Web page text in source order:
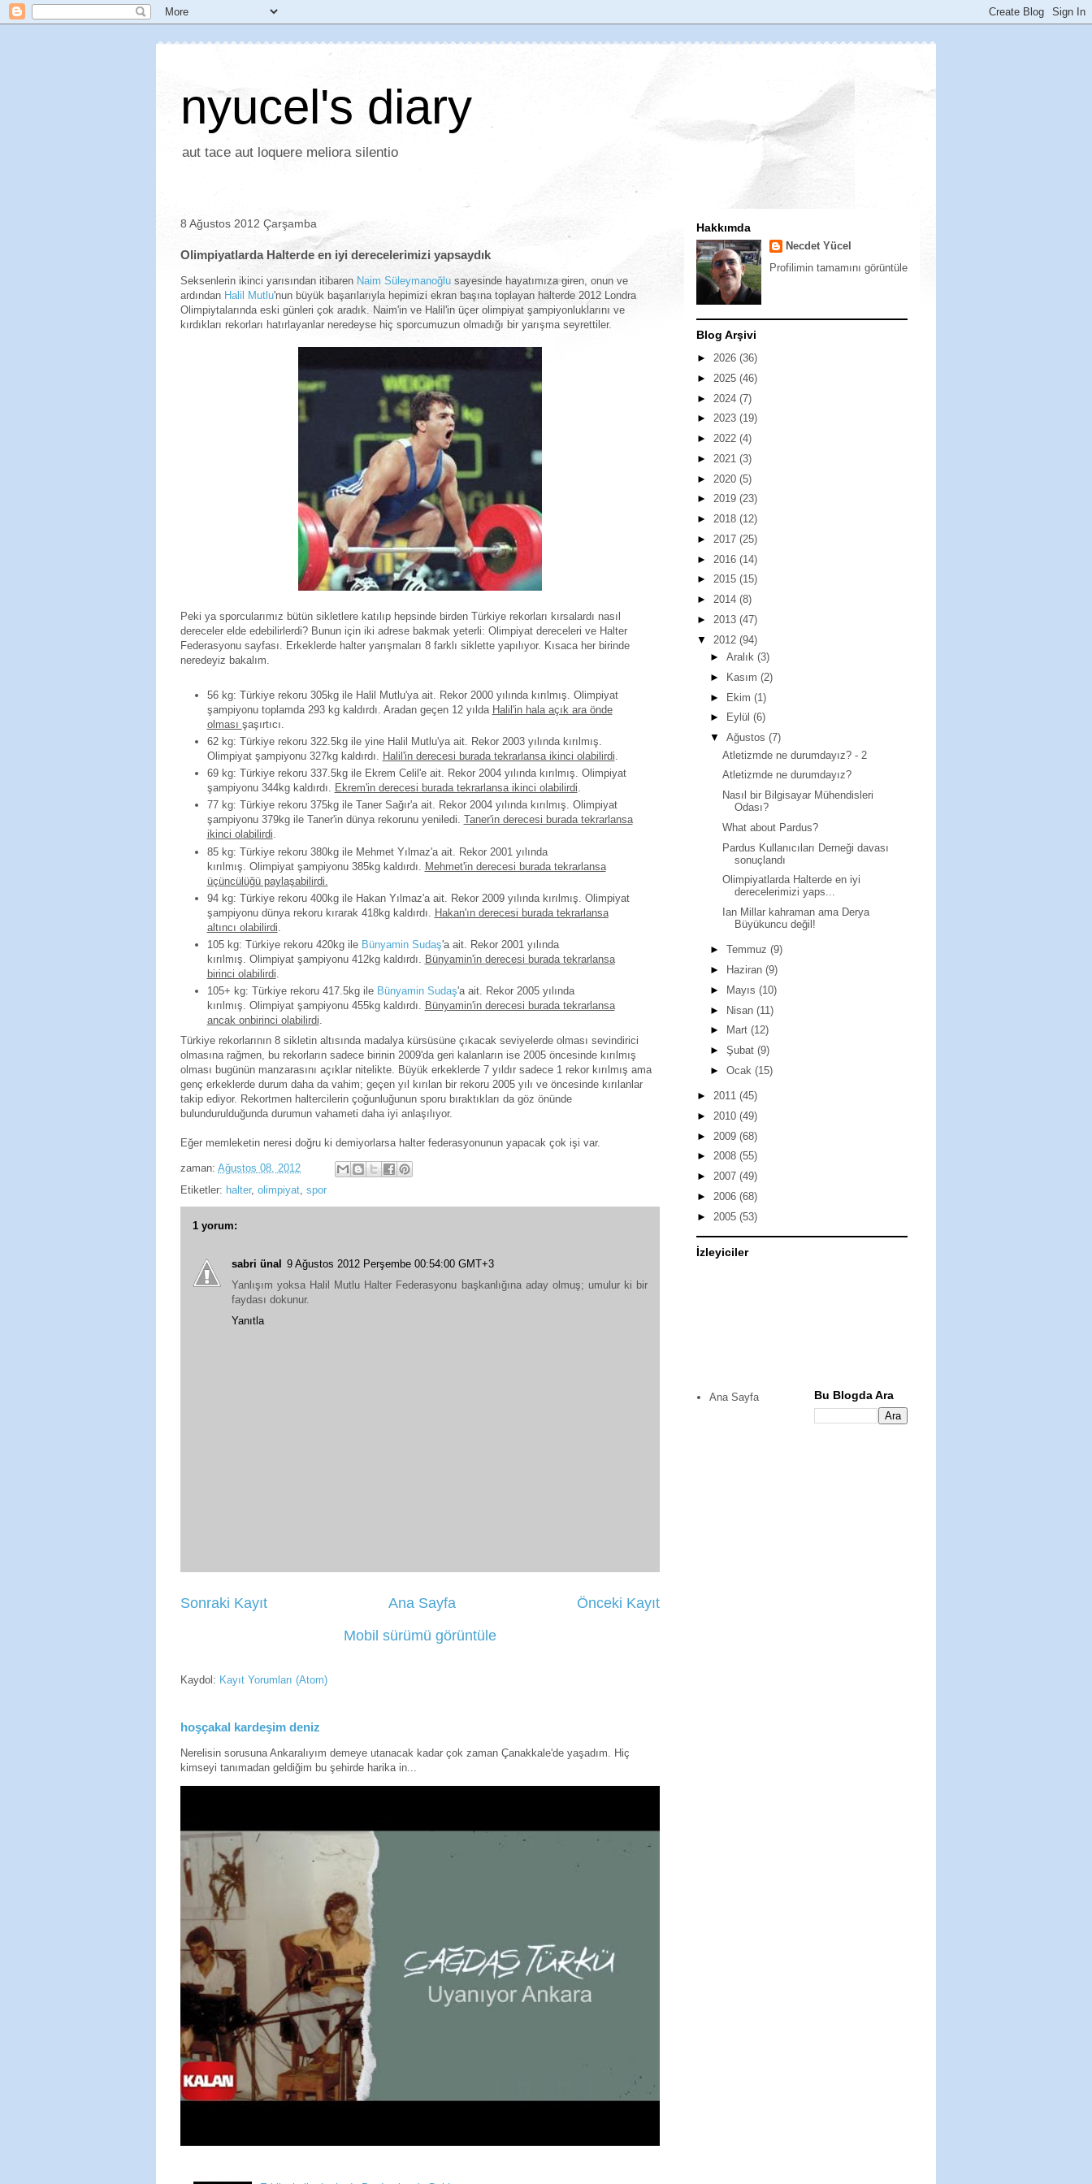
nyucel's diary
aut tace aut loquere meliora silentio
8 Ağustos 2012 Çarşamba
Olimpiyatlarda Halterde en iyi derecelerimizi yapsaydık
Seksenlerin ikinci yarısından itibaren Naim Süleymanoğlu sayesinde hayatımıza giren, onun ve
ardından Halil Mutlu'nun büyük başarılarıyla hepimizi ekran başına toplayan halterde 2012 Londra
Olimpiytalarında eski günleri çok aradık. Naim'in ve Halil'in üçer olimpiyat şampiyonluklarını ve
kırdıkları rekorları hatırlayanlar neredeyse hiç sporcumuzun olmadığı bir yarışma seyrettiler.
Peki ya sporcularımız bütün sikletlere katılıp hepsinde birden Türkiye rekorları kırsalardı nasıl
dereceler elde edebilirlerdi? Bunun için iki adrese bakmak yeterli: Olimpiyat dereceleri ve Halter
Federasyonu sayfası. Erkeklerde halter yarışmaları 8 farklı siklette yapılıyor. Kısaca her birinde
neredeyiz bakalım.
56 kg: Türkiye rekoru 305kg ile Halil Mutlu'ya ait. Rekor 2000 yılında kırılmış. Olimpiyat
şampiyonu toplamda 293 kg kaldırdı. Aradan geçen 12 yılda Halil'in hala açık ara önde
olması şaşırtıcı.
62 kg: Türkiye rekoru 322.5kg ile yine Halil Mutlu'ya ait. Rekor 2003 yılında kırılmış.
Olimpiyat şampiyonu 327kg kaldırdı.
Halil'in derecesi burada tekrarlansa ikinci olabilirdi
69 kg: Türkiye rekoru 337.5kg ile Ekrem Celil'e ait. Rekor 2004 yılında kırılmış. Olimpiyat
şampiyonu 344kg kaldırdı. Ekrem'in derecesi burada tekrarlansa ikinci olabilirdi.
77 kg: Türkiye rekoru 375kg ile Taner Sağır'a ait. Rekor 2004 yılında kırılmış. Olimpiyat
şampiyonu 379kg ile Taner'in dünya rekorunu yeniledi. Taner'in derecesi burada tekrarlansa
ikinci olabilirdi.
85 kg: Türkiye rekoru 380kg ile Mehmet Yılmaz'a ait. Rekor 2001 yılında
kırılmış. Olimpiyat şampiyonu 385kg kaldırdı. Mehmet'in derecesi burada tekrarlansa
üçüncülüğü paylaşabilirdi.
94 kg: Türkiye rekoru 400kg ile Hakan Yılmaz'a ait. Rekor 2009 yılında kırılmış. Olimpiyat
şampiyonu dünya rekoru kırarak 418kg kaldırdı.
Hakan'ın derecesi burada tekrarlansa
altıncı olabilirdi
105 kg: Türkiye rekoru 420kg ile Bünyamin Sudaş'a ait. Rekor 2001 yılında
kırılmış. Olimpiyat şampiyonu 412kg kaldırdı. Bünyamin'in derecesi burada tekrarlansa
birinci olabilirdi.
105+ kg: Türkiye rekoru 417.5kg ile Bünyamin Sudaş'a ait. Rekor 2005 yılında
kırılmış. Olimpiyat şampiyonu 455kg kaldırdı. Bünyamin'in derecesi burada tekrarlansa
ancak onbirinci olabilirdi.
Türkiye rekorlarının 8 sikletin altısında madalya kürsüsüne çıkacak seviyelerde olması sevindirici
olmasına rağmen, bu rekorların sadece birinin 2009'da geri kalanların ise 2005 öncesinde kırılmış
olması bugünün manzarasını açıklar nitelikte. Büyük erkeklerde 7 yıldır sadece 1 rekor kırılmış ama
genç erkeklerde durum daha da vahim; geçen yıl kırılan bir rekoru 2005 yılı ve öncesinde kırılanlar
takip ediyor. Rekortmen haltercilerin çoğunluğunun sporu bıraktıkları da göz önünde
bulundurulduğunda durumun vahameti daha iyi anlaşılıyor.
Eğer memleketin neresi doğru ki demiyorlarsa halter federasyonunun yapacak çok işi var.
zaman: Ağustos 08, 2012
Etiketler: halter, olimpiyat spor
1 yorum:
sabri ünal
9 Ağustos 2012 Perşembe 00:54:00 GMT+3
Yanlışım yoksa Halil Mutlu Halter Federasyonu başkanlığına aday olmuş; umulur ki bir
faydası dokunur.
Yanıtla
Sonraki Kayıt Önceki Kayıt
Ana Sayfa
Mobil sürümü görüntüle
Kaydol: Kayıt Yorumları (Atom)
hoşçakal kardeşim deniz
Nerelisin sorusuna Ankaralıyım demeye utanacak kadar çok zaman Çanakkale'de yaşadım. Hiç
kimseyi tanımadan geldiğim bu şehirde harika in...
Hakkımda
Necdet Yücel
Profilimin tamamını görüntüle
Blog Arşivi
► 2026 (36)
► 2025 (46)
► 2024 (7)
► 2023 (19)
► 2022 (4)
► 2021 (3)
► 2020 (5)
► 2019 (23)
► 2018 (12)
► 2017 (25)
► 2016 (14)
► 2015 (15)
► 2014 (8)
► 2013 (47)
▼ 2012 (94)
► Aralık (3)
►
Kasım (2)
► Ekim (1)
►
Eylül (6)
▼ Ağustos (7)
Atletizmde ne durumdayız? - 2
Atletizmde ne durumdayız?
Nasıl bir Bilgisayar Mühendisleri
Odası?
What about Pardus?
Pardus Kullanıcıları Derneği davası
sonuçlandı
Olimpiyatlarda Halterde en iyi
derecelerimizi yaps...
Ian Millar kahraman ama Derya
Büyükuncu değil!
► Temmuz (9)
►
Haziran (9)
►
Mayıs (10)
► Nisan (11)
►
Mart (12)
► Şubat (9)
► Ocak (15)
► 2011 (45)
► 2010 (49)
► 2009 (68)
► 2008 (55)
► 2007 (49)
► 2006 (68)
► 2005 (53)
İzleyiciler
Ana Sayfa Bu Blogda Ara